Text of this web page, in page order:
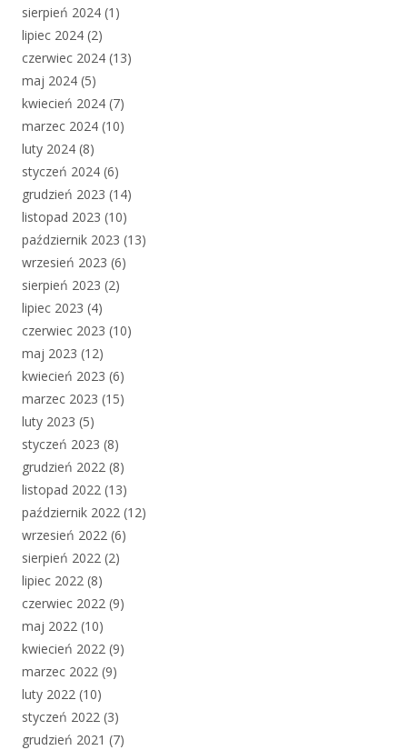
sierpień 2024 (1)
lipiec 2024 (2)
czerwiec 2024 (13)
maj 2024 (5)
kwiecień 2024 (7)
marzec 2024 (10)
luty 2024 (8)
styczeń 2024 (6)
grudzień 2023 (14)
listopad 2023 (10)
październik 2023 (13)
wrzesień 2023 (6)
sierpień 2023 (2)
lipiec 2023 (4)
czerwiec 2023 (10)
maj 2023 (12)
kwiecień 2023 (6)
marzec 2023 (15)
luty 2023 (5)
styczeń 2023 (8)
grudzień 2022 (8)
listopad 2022 (13)
październik 2022 (12)
wrzesień 2022 (6)
sierpień 2022 (2)
lipiec 2022 (8)
czerwiec 2022 (9)
maj 2022 (10)
kwiecień 2022 (9)
marzec 2022 (9)
luty 2022 (10)
styczeń 2022 (3)
grudzień 2021 (7)